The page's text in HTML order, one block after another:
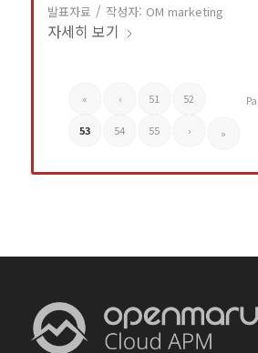
발표자료 / 작성자: OM marketing
자세히 보기
« ‹ 51 52
53 54 55 › »